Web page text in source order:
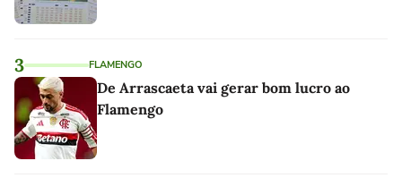
3 FLAMENGO
De Arrascaeta vai gerar bom lucro ao
Flamengo